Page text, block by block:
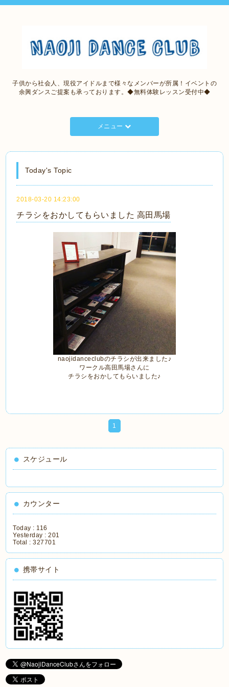
子供から社会人、現役アイドルまで様々なメンバーが所属！イベントの
余興ダンスご提案も承っております。◆無料体験レッスン受付中◆
メニュー
Today's Topic
2018-03-20 14:23:00
チラシをおかしてもらいました 高田馬場
naojidanceclubのチラシが出来ました♪
ワークル高田馬場さんに
チラシをおかしてもらいました♪
1
スケジュール
カウンター
Today : 116
Yesterday :201
Total :327701
携帯サイト